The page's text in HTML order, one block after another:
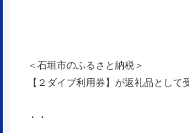
＜石垣市のふるさと納税＞
【２ダイブ利用券】が返礼品として
・・